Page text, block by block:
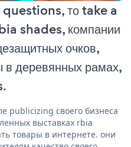
то take a
shades, компании
очков,
деревянных рамах,
publicizing своего бизнеса
выставках rbia
товары в интернете. они